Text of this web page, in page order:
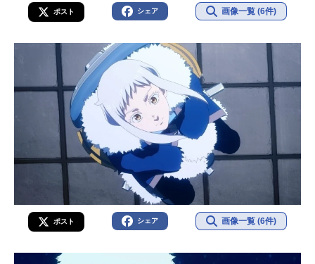
ポスト シェア 画像一覧 (6件)
ポスト シェア 画像一覧 (6件)